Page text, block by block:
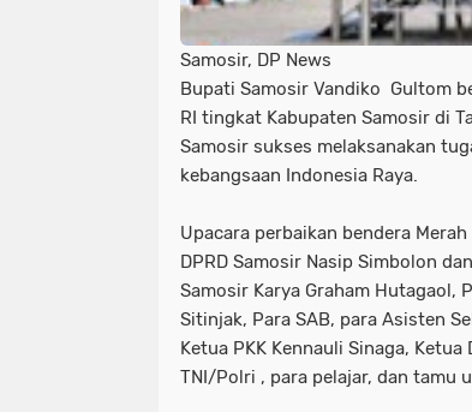
Samosir, DP News
Bupati Samosir Vandiko Gultom
RI tingkat Kabupaten Samosir di
Samosir sukses melaksanakan
kebangsaan Indonesia Raya.
Upacara perbaikan bendera
DPRD Samosir Nasip Simbolon
Samosir Karya Graham Hutagaol,
Sitinjak, Para SAB, para Asisten
Ketua PKK Kennauli Sinaga,
TNI/Polri , para pelajar, dan tamu